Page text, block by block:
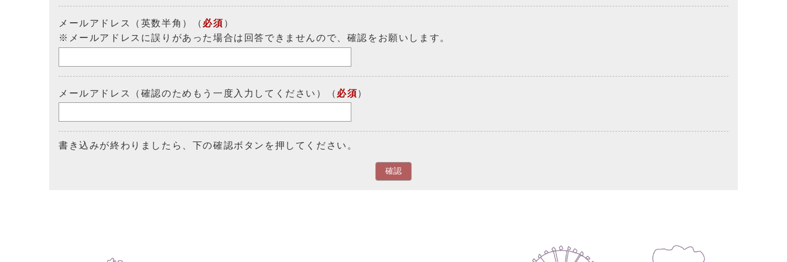
メールアドレス（英数半角）（ 必須 ）
※メールアドレスに誤りがあった場合は回答できませんので、確認をお願いします。
メールアドレス（確認のためもう一度入力してください）（ 必須）
書き込みが終わりましたら、下の確認ボタンを押してください。
確認